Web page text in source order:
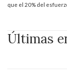
que el 20% del
Últimas